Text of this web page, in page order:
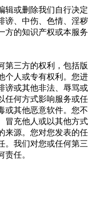
辑或删除我们自行决定
谤、中伤、色情、淫秽
方的知识产权或本服务
第三方的权利，包括版
个人或专有权利。您进
谤或其他非法、辱骂或
任何方式影响服务或任
或其他恶意软件。您不
冒充他人或以其他方式
来源。您对您发表的任
。我们对您或任何第三
任。